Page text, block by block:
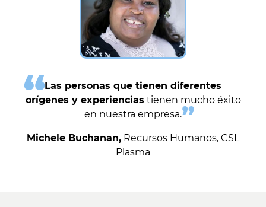
Las personas que tienen diferentes
orígenes y experiencias tienen mucho éxito
en nuestra empresa.
Michele Buchanan, Recursos Humanos, CSL
Plasma